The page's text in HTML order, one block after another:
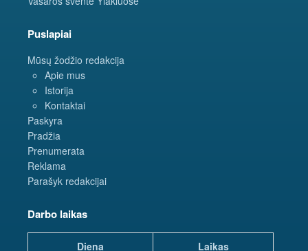
Puslapiai
Mūsų žodžio redakcija
Apie mus
Istorija
Kontaktai
Paskyra
Pradžia
Prenumerata
Reklama
Parašyk redakcijai
Darbo laikas
Diena Laikas